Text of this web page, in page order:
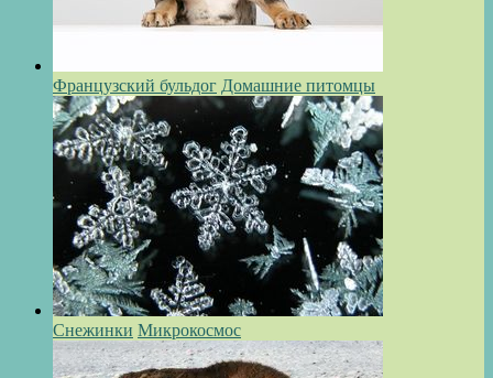
Французский бульдог Домашние питомцы
Снежинки Микрокосмос